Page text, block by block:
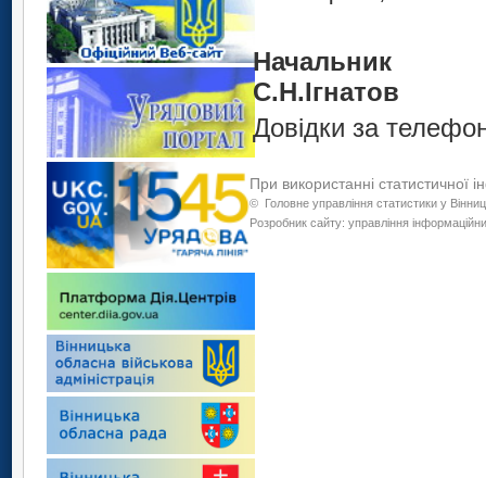
Начальник
С.Н.Ігнатов
Довідки за
При використанні статистичної
© Головне управління статистики у
Розробник сайту: управління